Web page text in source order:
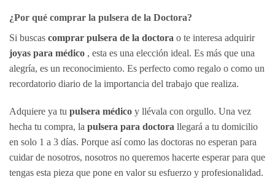
¿Por qué comprar la pulsera de la Doctora?
Si buscas comprar pulsera de la doctora o te interesa adquirir
joyas para médico , esta es una elección ideal. Es más que una
alegría, es un reconocimiento. Es perfecto como regalo o como un
recordatorio diario de la importancia del trabajo que realiza.
Adquiere ya tu pulsera médico y llévala con orgullo. Una vez
hecha tu compra, la pulsera para doctora llegará a tu domicilio
en solo 1 a 3 días. Porque así como las doctoras no esperan para
cuidar de nosotros, nosotros no queremos hacerte esperar para que
tengas esta pieza que pone en valor su esfuerzo y profesionalidad.